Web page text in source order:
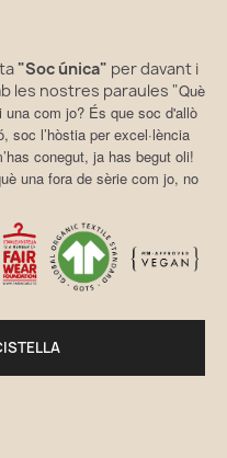
"Soc única" per davant i
les nostres paraules "Què
com jo? És que soc d'allò
soc l’hòstia per excel·lència
conegut, ja has begut oli!
una fora de sèrie com jo, no